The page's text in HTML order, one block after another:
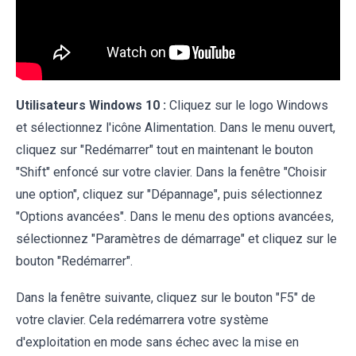
Utilisateurs Windows 10 : Cliquez sur le logo Windows
et sélectionnez l'icône Alimentation. Dans le menu ouvert,
cliquez sur "Redémarrer" tout en maintenant le bouton
"Shift" enfoncé sur votre clavier. Dans la fenêtre "Choisir
une option", cliquez sur "Dépannage", puis sélectionnez
"Options avancées". Dans le menu des options avancées,
sélectionnez "Paramètres de démarrage" et cliquez sur le
bouton "Redémarrer".
Dans la fenêtre suivante, cliquez sur le bouton "F5" de
votre clavier. Cela redémarrera votre système
d'exploitation en mode sans échec avec la mise en